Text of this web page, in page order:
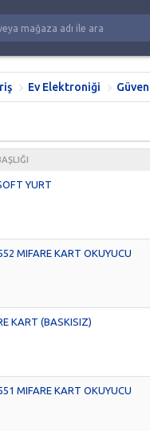
Ev Elektroniği
YURT
MIFARE KART OKUYUCU
KART (BASKISIZ)
MIFARE KART OKUYUCU